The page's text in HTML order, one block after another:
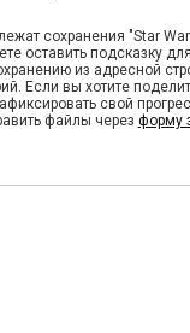
сохранения "Star
оставить подсказку
из адресной
Если вы хотите
свой
файлы через форму